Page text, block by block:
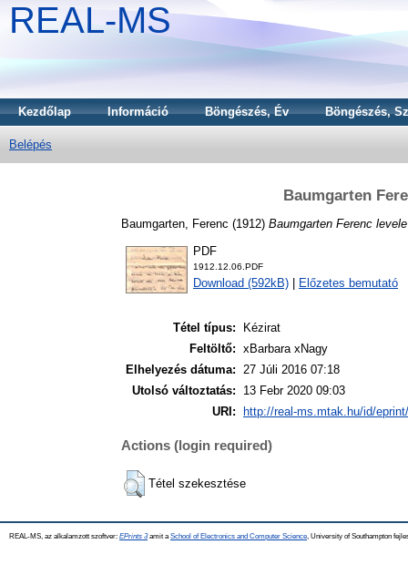
REAL-MS
Kezdőlap Információ Böngészés, Év Böngészés,
Belépés
Baumgarten
Baumgarten, Ferenc (1912) Baumgarten Ferenc
PDF
1912.12.06.PDF
Download (592kB) Előzetes bemutató
Tétel típus:
Kézirat
Feltöltő: xBarbara xNagy
Elhelyezés dátuma: 27 Júli 2016 07:18
Utolsó változtatás:
13 Febr 2020 09:03
URI:
http://real-ms.mtak.hu/id/
Actions (login required)
Tétel szekesztése
REAL-MS, az alkalamzott szoftver: EPrints 3amit a School of Electronics and Computer Science , University of Southampton